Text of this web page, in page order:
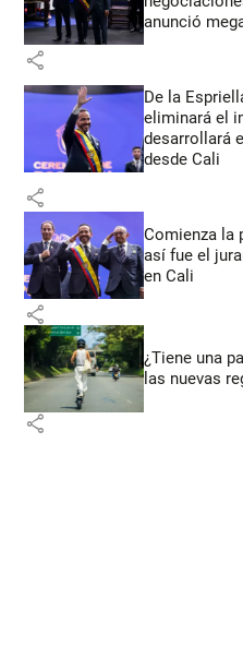
anunció
share
De la
eliminará el
desarrollará
desde Cali
share
Comienza la
así fue el
en Cali
share
¿Tiene una
las nuevas
share